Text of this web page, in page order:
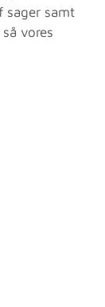
sager samt
vores